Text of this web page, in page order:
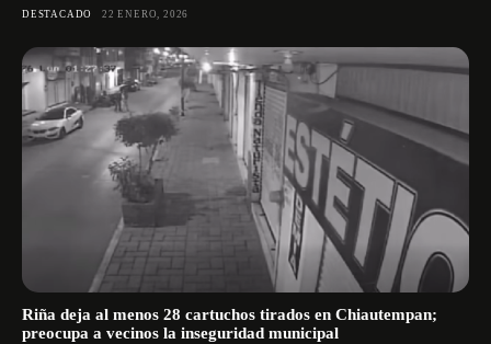
DESTACADO 22 ENERO, 2026
Riña deja al menos 28 cartuchos tirados en Chiautempan;
preocupa a vecinos la inseguridad municipal